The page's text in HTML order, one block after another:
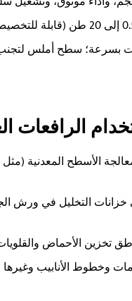
الرافعات
الأسطح المعدنية (مثل
التخليل في ورش
وخطوط الأنابيب وغيرها